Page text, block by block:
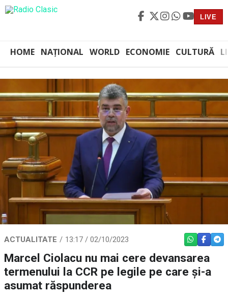
LIVE
HOME NAȚIONAL WORLD ECONOMIE CULTURĂ
ACTUALITATE 13:17 / 02/10/2023 WHATSAPP
Marcel Ciolacu nu mai cere devansarea
termenului la CCR pe legile pe care și-a
asumat răspunderea